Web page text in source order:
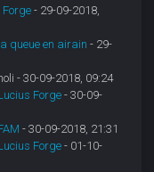
Forge - 29-09-2018,
la queue en airain - 29-
- 30-09-2018, 09:24
Forge - 30-09-
- 30-09-2018, 21:31
Forge - 01-10-